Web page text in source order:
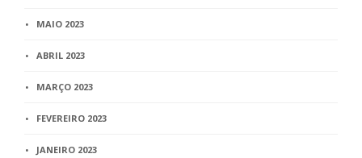
MAIO 2023
ABRIL 2023
MARÇO 2023
FEVEREIRO 2023
JANEIRO 2023